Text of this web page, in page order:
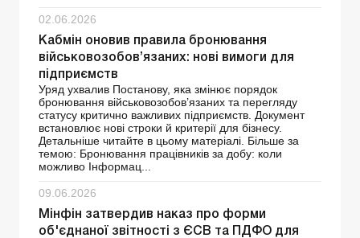
02.06.2026
Кабмін оновив правила бронювання
військовозобов’язаних: нові вимоги для
підприємств
Уряд ухвалив Постанову, яка змінює порядок
бронювання військовозобов’язаних та перегляду
статусу критично важливих підприємств. Документ
встановлює нові строки й критерії для бізнесу.
Детальніше читайте в цьому матеріалі. Більше за
темою: Бронювання працівників за добу: коли
можливо Інформац...
09.06.2026
Мінфін затвердив наказ про форми
об'єднаної звітності з ЄСВ та ПДФО для